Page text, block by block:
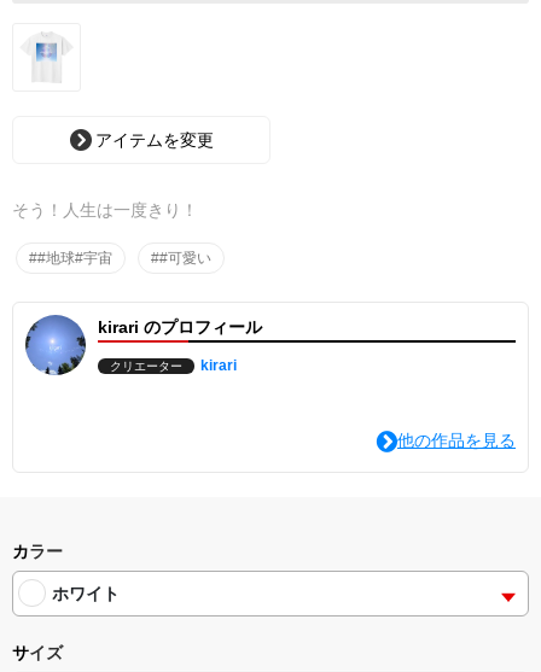
アイテムを変更
そう！人生は一度きり！
##地球#宇宙 ##可愛い
kirari のプロフィール
クリエーター kirari
他の作品を見る
カラー
ホワイト
サイズ